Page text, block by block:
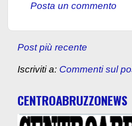
Posta un commento
Post più recente
Iscriviti a: Commenti sul
CENTROABRUZZONEWS